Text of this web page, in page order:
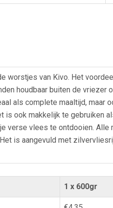
worstjes van Kivo. Het
houdbaar buiten de vriezer
als complete maaltijd, maar
is ook makkelijk te gebruiken
verse vlees te ontdooien. Alle
is aangevuld met
1 x 600gr